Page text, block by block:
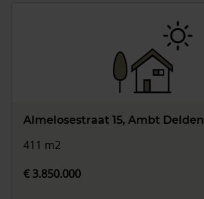
Almelosestraat 15, Ambt Delden
411 m2
€ 3.850.000